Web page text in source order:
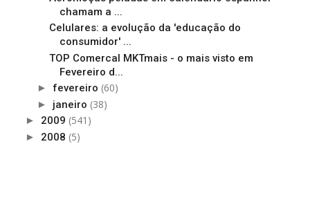
chamam a ...
Celulares: a evolução da 'educação do
consumidor' ...
TOP Comercal MKTmais - o mais visto em
Fevereiro d...
► fevereiro (60)
► janeiro (38)
► 2009 (541)
► 2008 (5)